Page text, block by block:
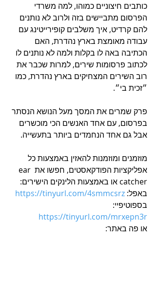
כותבים חיצוניים כמוהו, למה משרדי
הפרסום מתביישים בזה ולרוב לא נותנים
להם קרדיט, איך משלבים קופירייטינג עם
עבודה מאומצת בארץ נהדרת, האם
הכתיבה באה לו בקלות ולמה לא נותנים לו
לכתוב פרסומות שירים, למרות שכבר את
רוב השירים המצחיקים בארץ נהדרת, כמו
״זכית בי״.
פרק שמרים את המסך מעל הנושא הנסתר
בפרסום, עם אחד האנשים הכי מוכשרים
אבל גם אחד הנחמדים ביותר בתעשייה.
מוזמנים ומוזמנות להאזין באמצעות כל
אפליקציות הפודקאסטים, חפשו את ear
catcher או באמצעות הלינקים הישירים:
באפל: https://tinyurl.com/4smmcsrz
בספוטיפיי:
https://tinyurl.com/mrxepn3r
או פה באתר: